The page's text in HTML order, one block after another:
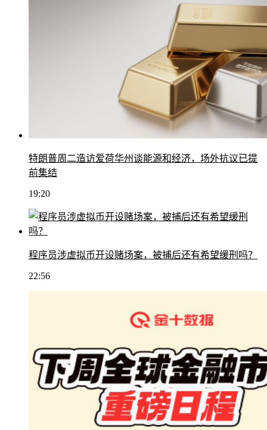
特朗普周二造访爱荷华州谈能源和经济，场外抗议已提
前集结
19:20
程序员涉虚拟币开设赌场案，被捕后还有希望缓刑吗？
22:56